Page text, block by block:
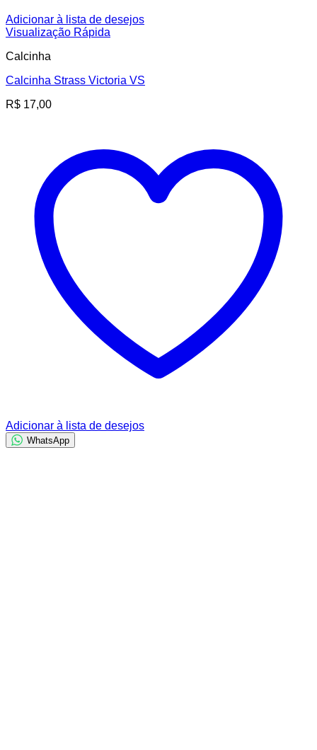
Adicionar à lista de desejos
Visualização Rápida
Calcinha
Calcinha Strass Victoria VS
R$ 17,00
Adicionar à lista de desejos
WhatsApp